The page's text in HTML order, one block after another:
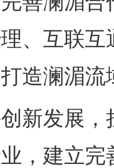
、互联
造澜湄流
发展，
，建立